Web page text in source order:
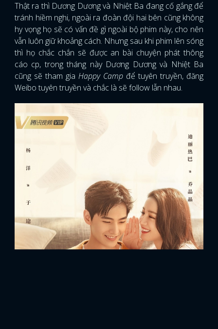
Thật ra thì Dương Dương và Nhiệt Ba đang cố gắng để
tránh hiềm nghi, ngoài ra đoàn đội hai bên cũng không
hy vọng họ sẽ có vấn đề gì ngoài bộ phim này, cho nên
vẫn luôn giữ khoảng cách. Nhưng sau khi phim lên sóng
thì họ chắc chắn sẽ được an bài chuyện phát thông
cáo cp, trong tháng này Dương Dương và Nhiệt Ba
cũng sẽ tham gia Happy Camp để tuyên truyền, đăng
Weibo tuyên truyền và chắc là sẽ follow lẫn nhau.